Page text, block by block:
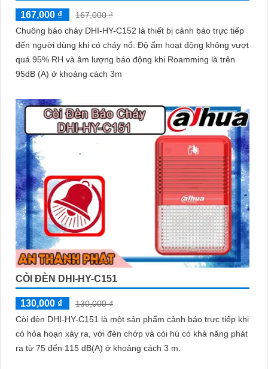
167,000 ₫
167,000 ₫
Chuông báo cháy DHI-HY-C152 là thiết bị cảnh báo trực tiếp
đến người dùng khi có cháy nổ. Độ ẩm hoạt động không vượt
quá 95% RH và âm lượng báo động khi Roamming là trên
95dB (A) ở khoảng cách 3m
CÒI ĐÈN DHI-HY-C151
130,000 ₫
130,000 ₫
Còi đèn DHI-HY-C151 là một sản phẩm cảnh báo trực tiếp khi
có hỏa hoạn xảy ra, với đèn chớp và còi hú có khả năng phát
ra từ 75 đến 115 dB(A) ở khoảng cách 3 m.